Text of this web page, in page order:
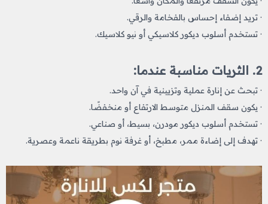
· تريد إضفاء إحساس بالفخامة والرقي.
· تستخدم أسلوب ديكور كلاسيكي أو نيو كلاسيك.
2. الثريات مناسبة عندما:
· تبحث عن إنارة عملية وتزيينية في آن واحد.
· يكون سقف المنزل متوسط الارتفاع أو منخفضًا.
· تستخدم أسلوب ديكور مودرن، بسيط، أو صناعي.
· تهدف إلى إضاءة ممر، مطبخ، أو غرفة نوم بطريقة ناعمة وعصرية.